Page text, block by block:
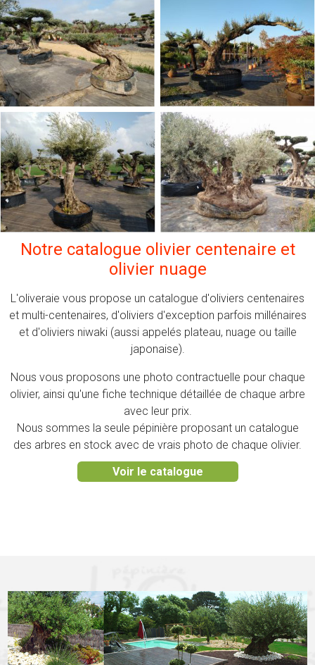
Notre catalogue olivier centenaire et
olivier nuage
L'oliveraie vous propose un catalogue d'oliviers centenaires
et multi-centenaires, d'oliviers d'exception parfois millénaires
et d'oliviers niwaki (aussi appelés plateau, nuage ou taille
japonaise).
Nous vous proposons une photo contractuelle pour chaque
olivier, ainsi qu'une fiche technique détaillée de chaque arbre
avec leur prix.
Nous sommes la seule pépinière proposant un catalogue
des arbres en stock avec de vrais photo de chaque olivier.
Voir le catalogue